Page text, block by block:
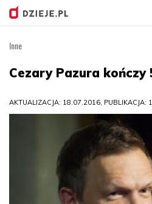
Inne
Cezary Pazura kończy
AKTUALIZACJA: 18.07.2016, PUBLIKACJA: